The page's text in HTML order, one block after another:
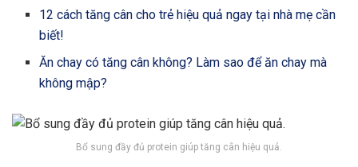
12 cách tăng cân cho trẻ hiệu quả ngay tại nhà mẹ cần
biết!
Ăn chay có tăng cân không? Làm sao để ăn chay mà
không mập?
Bổ sung đầy đủ protein giúp tăng cân hiệu quả.